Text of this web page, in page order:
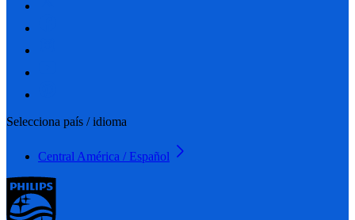
Selecciona país / idioma
Central América / Español